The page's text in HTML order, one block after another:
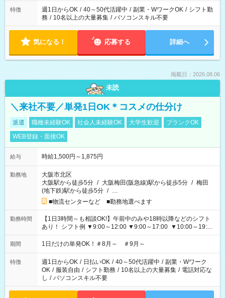
特徴 週1日からOK / 40～50代活躍中 / 副業・WワークOK / シフト勤
務 / 10名以上の大量募集 / パソコンスキル不要
気になる！ 応募する 詳細へ
掲載日：2026.08.06
未読
＼来社不要／単発1日OK＊コスメの仕分け
派遣 職種未経験OK 社会人未経験OK 大学生歓迎
ブランクOK
WEB登録・面接OK
給与 時給1,500円～1,875円
勤務地
大阪市北区
大阪駅から徒歩5分 / 大阪梅田(阪急線)駅から徒歩5分 / 梅田
(地下鉄)駅から徒歩5分 / …
■物流センターなど ■勤務地選べます
勤務時間
【1日3時間～も相談OK!】午前中のみや18時以降などのシフト
あり！ シフト例 ▼9:00～12:00 ▼9:00～17:00 ▼10:00～19:00
▼18:00～21:00
期間 1日だけの単発OK！＃8月～ ＃9月～
特徴 週1日からOK / 日払いOK / 40～50代活躍中 / 副業・Wワーク
OK / 服装自由 / シフト勤務 / 10名以上の大量募集 / 電話対応な
し / パソコンスキル不要